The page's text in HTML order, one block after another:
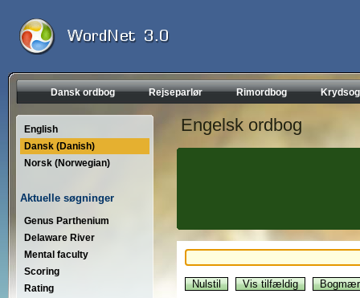
Dansk ordbog Rejseparlør Rimordbog
English
Dansk (Danish)
Norsk (Norwegian)
Aktuelle søgninger
Genus Parthenium
Delaware River
Mental faculty
Scoring
Rating
Engelsk ordbog